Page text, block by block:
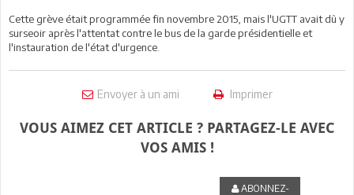
Cette grève était programmée fin novembre 2015, mais l'UGTT avait dû y
surseoir après l'attentat contre le bus de la garde présidentielle et
l'instauration de l'état d'urgence.
Envoyer à un ami Imprimer
VOUS AIMEZ CET ARTICLE ? PARTAGEZ-LE AVEC
VOS AMIS !
ABONNEZ-